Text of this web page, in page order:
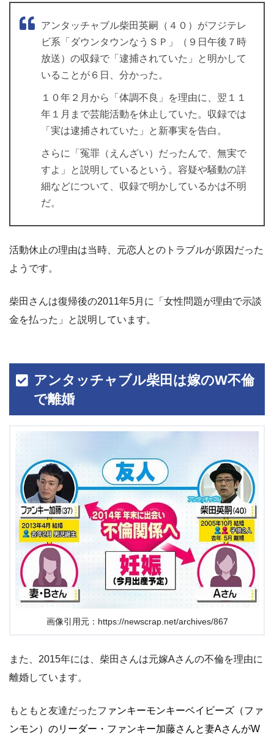
アンタッチャブル柴田英嗣（４０）がフジテレ
ビ系「ダウンタウンなうＳＰ」（９日午後７時
放送）の収録で「逮捕されていた」と明かして
いることが６日、分かった。
１０年２月から「体調不良」を理由に、翌１１
年１月まで芸能活動を休止していた。収録では
「実は逮捕されていた」と新事実を告白。
さらに「冤罪（えんざい）だったんで、無実で
すよ」と説明しているという。容疑や騒動の詳
細などについて、収録で明かしているかは不明
だ。
活動休止の理由は当時、元恋人とのトラブルが原因だった
ようです。
柴田さんは復帰後の2011年5月に「女性問題が理由で示談
金を払った」と説明しています。
アンタッチャブル柴田は嫁のW不倫
で離婚
画像引用元：https://newscrap.net/archives/867
また、2015年には、柴田さんは元嫁Aさんの不倫を理由に
離婚しています。
もともと友達だったフ ァンキーモンキーベイビーズ（ファ
ンモン）のリーダー・ファンキー加藤さんと妻AさんがW